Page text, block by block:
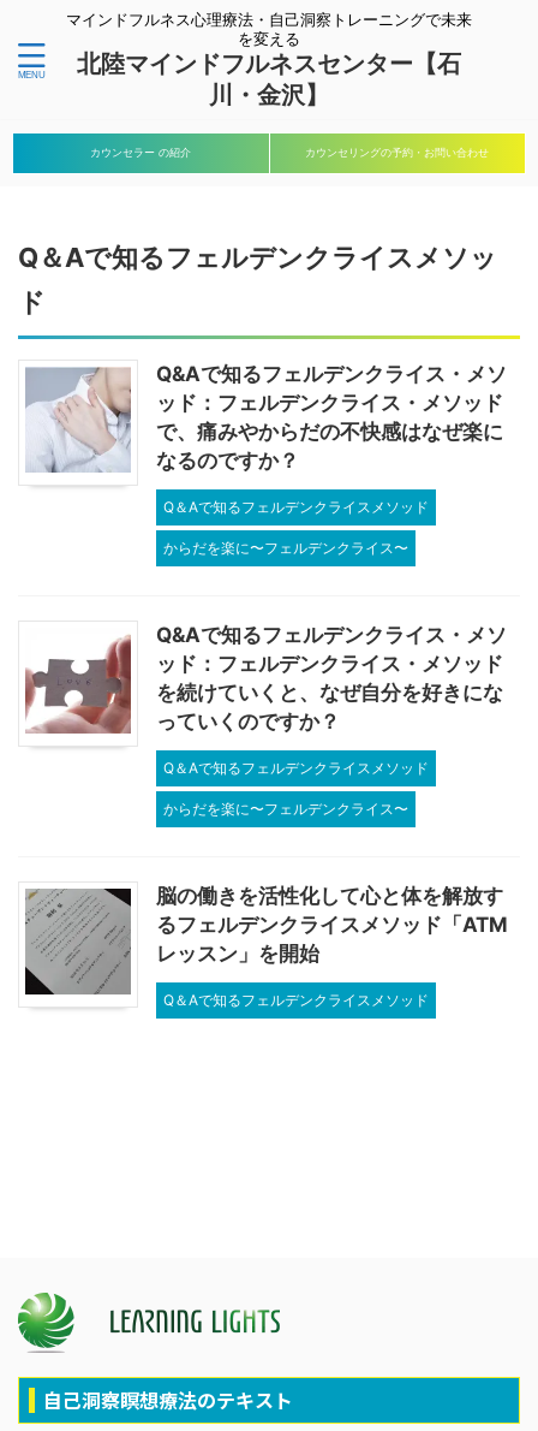
マインドフルネス心理療法・自己洞察トレーニングで未来
を変える
北陸マインドフルネスセンター【石
川・金沢】
カウンセラー の紹介 カウンセリングの予約・お問い合わせ
Q＆Aで知るフェルデンクライスメソッ
ド
Q&Aで知るフェルデンクライス・メソ
ッド：フェルデンクライス・メソッド
で、痛みやからだの不快感はなぜ楽に
なるのですか？
Q＆Aで知るフェルデンクライスメソッド
からだを楽に〜フェルデンクライス〜
Q&Aで知るフェルデンクライス・メソ
ッド：フェルデンクライス・メソッド
を続けていくと、なぜ自分を好きにな
っていくのですか？
Q＆Aで知るフェルデンクライスメソッド
からだを楽に〜フェルデンクライス〜
脳の働きを活性化して心と体を解放す
るフェルデンクライスメソッド「ATM
レッスン」を開始
Q＆Aで知るフェルデンクライスメソッド
自己洞察瞑想療法のテキスト